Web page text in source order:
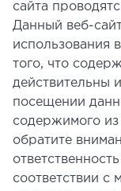
сайта
Данный веб-
использования
того, что
действительны
посещении
содержимого
обратите
соответствии с